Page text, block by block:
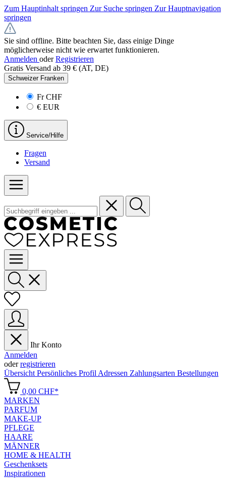
Zum Hauptinhalt springen Zur Suche springen Zur Hauptnavigation
springen
Sie sind offline. Bitte beachten Sie, dass einige Dinge
möglicherweise nicht wie erwartet funktionieren.
Anmelden oder Registrieren
Gratis Versand ab 39 € (AT, DE)
Schweizer Franken
FrCHF
€ EUR
Service/Hilfe
Fragen
Versand
Ihr Konto
Anmelden
oderregistrieren
Übersicht Persönliches Profil Adressen Zahlungsarten Bestellungen
0,00 CHF*
MARKEN
PARFUM
MAKE-UP
PFLEGE
HAARE
MÄNNER
HOME & HEALTH
Geschenksets
Inspirationen